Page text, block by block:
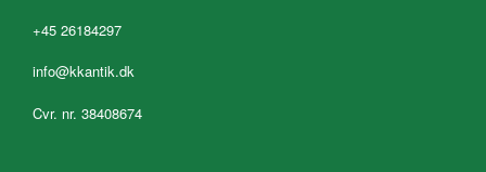
+45 26184297
info@kkantik.dk
Cvr. nr. 38408674